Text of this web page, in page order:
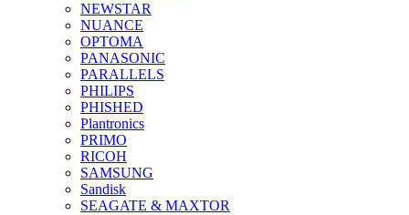
NEWSTAR
NUANCE
OPTOMA
PANASONIC
PARALLELS
PHILIPS
PHISHED
Plantronics
PRIMO
RICOH
SAMSUNG
Sandisk
SEAGATE & MAXTOR